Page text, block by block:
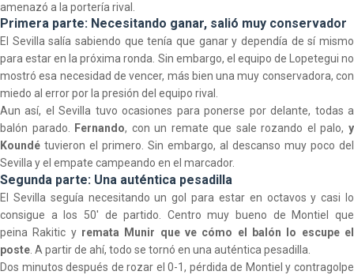
OFICIAL | Juanlu se marcha al Bournemouth
amenazó a la portería rival.
Primera parte: Necesitando ganar, salió muy conservador
El Sevilla salía sabiendo que tenía que ganar y dependía de sí mismo
para estar en la próxima ronda. Sin embargo, el equipo de Lopetegui no
mostró esa necesidad devencer, más bien una muy conservadora, con
miedo al error por la presión del equipo rival.
Aun así, el Sevilla tuvo ocasiones para ponerse por delante, todas a
balón parado.
Fernando, con un remate que sale rozando el palo,y
Koundé tuvieron el primero. Sin embargo, al descanso muy poco del
Sevilla y el empate campeando en el marcador.
Segunda parte: Una auténtica pesadilla
El Sevilla seguía necesitando un gol para estar en octavos y casi lo
consigue a los 50' de partido. Centro muy bueno de Montiel que
peina Rakitic y remata Munir que ve cómo el balón lo escupe el
poste . A partir de ahí, todo se tornó en una auténtica pesadilla.
Dos minutos después de rozar el 0-1, pérdida de Montiel y contragolpe